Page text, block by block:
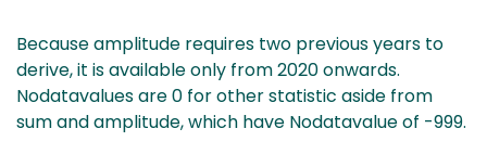
Because amplitude requires two previous years to
derive, it is available only from 2020 onwards.
Nodatavalues are 0 for other statistic aside from
sum and amplitude, which have Nodatavalue of -999.